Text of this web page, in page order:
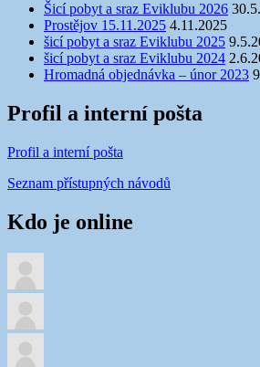
Šicí pobyt a sraz Eviklubu 2026
Prostějov 15.11.2025 4.11.2025
šicí pobyt a sraz Eviklubu 2025
šicí pobyt a sraz Eviklubu 2024
Hromadná objednávka – únor 2023
Profil a interní pošta
Profil a interní pošta
Seznam přístupných návodů
Kdo je online